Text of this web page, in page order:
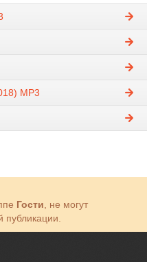
MP3
Гости, не могут
публикации.